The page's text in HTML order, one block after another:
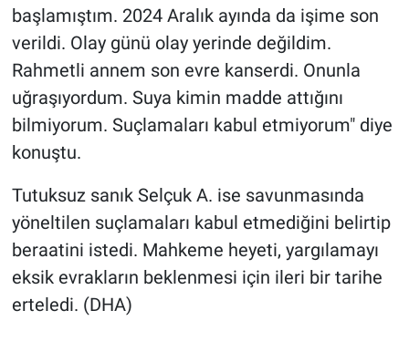
başlamıştım. 2024 Aralık ayında da işime son
verildi. Olay günü olay yerinde değildim.
Rahmetli annem son evre kanserdi. Onunla
uğraşıyordum. Suya kimin madde attığını
bilmiyorum. Suçlamaları kabul etmiyorum" diye
konuştu.
Tutuksuz sanık Selçuk A. ise savunmasında
yöneltilen suçlamaları kabul etmediğini belirtip
beraatini istedi. Mahkeme heyeti, yargılamayı
eksik evrakların beklenmesi için ileri bir tarihe
erteledi. (DHA)